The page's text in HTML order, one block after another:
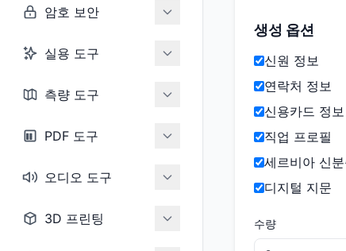
암호 보안
실용 도구
측량 도구
PDF 도구
오디오 도구
3D 프린팅
생성 옵션
신원 정보
연락처 정보
신용카드 정보
직업 프로필
세르비아 신
디지털 지문
수량